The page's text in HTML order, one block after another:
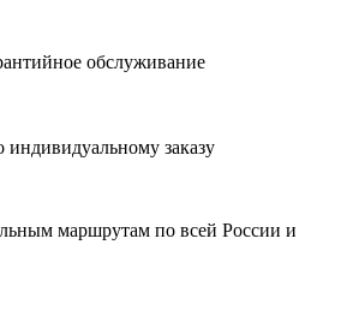
обслуживание
заказу
маршрутам по всей России и